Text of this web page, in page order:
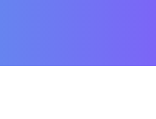
agricola